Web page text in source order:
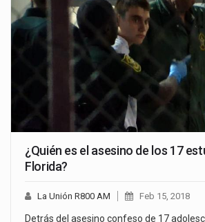
¿Quién es el asesino de los 17
Florida?
La Unión R800 AM Feb 15, 2018
Detrás del asesino confeso de 17